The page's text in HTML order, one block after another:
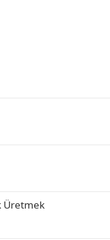
Üretmek